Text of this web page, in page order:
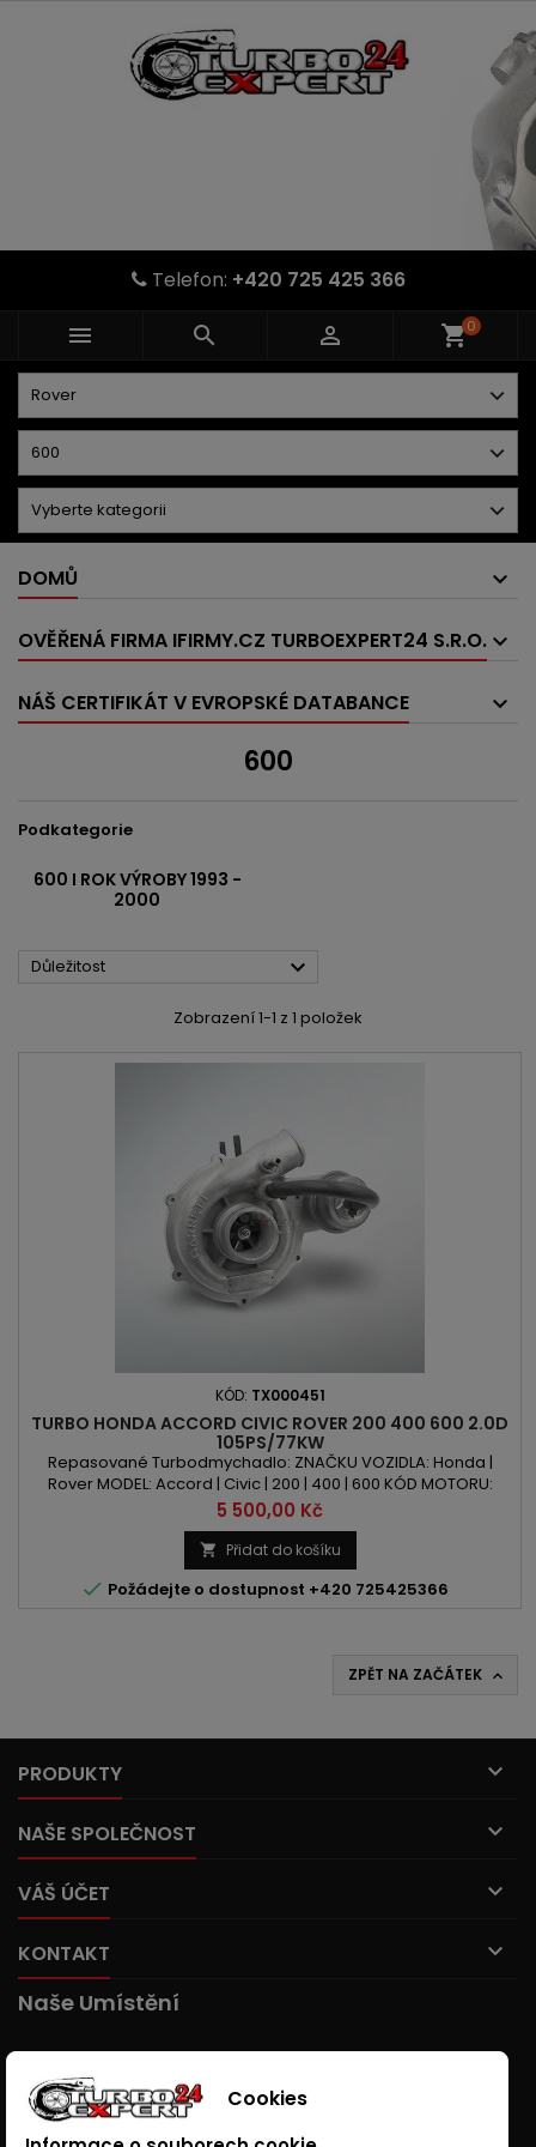
Telefon: +420 725 425 366
   shopping_cart0
DOMŮ
OVĚŘENÁ FIRMA IFIRMY.CZ TURBOEXPERT24 S.R.O.
NÁŠ CERTIFIKÁT V EVROPSKÉ DATABANCE
600
Podkategorie
600 I ROK VÝROBY 1993 -
2000
Důležitost 
Zobrazení 1-1 z 1 položek
KÓD: TX000451
TURBO HONDA ACCORD CIVIC ROVER 200 400 600 2.0D
105PS/77KW
Repasované Turbodmychadlo: ZNAČKU VOZIDLA: Honda |
Rover MODEL: Accord | Civic | 200 | 400 | 600 KÓD MOTORU:
20T2N | 20 T2N OBSAH: 1994ccm | 2.0 TDi | SDi VÝKON: 105PS /
77kW ROK VÝROBY: 1994 -
Cena
5 500,00 Kč
 Přidat do košíku
 Požádejte o dostupnost +420 725425366
ZPĚT NA ZAČÁTEK 
PRODUKTY 
NAŠE SPOLEČNOST 
VÁŠ ÚČET 
KONTAKT 
Naše Umístění
Cookies